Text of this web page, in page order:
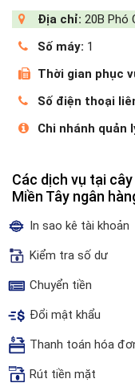
Địa chỉ: 20B Phó
Số máy: 1
Thời gian phục
Số điện thoại
Chi nhánh quản
Các dịch vụ tại
Miền Tây ngân
In sao kê tài khoản
Kiểm tra số dư
Chuyển tiền
Đổi mật khẩu
Thanh toán hóa
Rút tiền mặt